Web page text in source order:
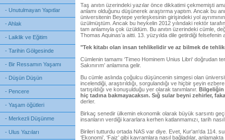
- Unutulmayan Yapıtlar
- Ahlak
- Laiklik ve Eğitim
- Tarihin Gölgesinde
- Bir Ressamın Yaşamı
- Düşün Düşün
- Pencere
- Yaşam öğütleri
- Merkezli Düşünme
- Ulus Yazıları
Taş anıtın üzerindeki yazılar önce dikkatimi çekmemişti
anlamı olduğunu düşünerek araştırma yaptım. Ancak bu
üniversitenin Beytepe yerleşkesinin girişindeki yol
üzülmüştüm. Ancak bu heykelin 2012 yılındaki rektör
tam anlamıyla çok üzüldüm. Bu anıtın üzerindeki cümle,
Thomas Aquinas’a aitti. 13. yüzyılda dile getirdiği felsefenin
"Tek kitabı olan insan tehlikelidir ve az bilmek de
Cümlenin tamamı ‘Timeo Hominem Unius Libri‘ doğrudan
Sakınırım’ anlamına gelir.
Bu cümle aslında çoğulcu düşüncenin simgesi olan
incelendiği, araştırıldığı, sorgulandığı ve hiçbir şeyin
tartışıldığı ve konuşulduğu yer olarak tanımlanır. Bilgeliğin
hiç tadına bakmayacaksın. Sığ sular beyni zehirler,
derler.
Birkaç senedir ülkemin ekonomik olarak büyük sarsıntı
insanların verdiği kararlara kerhen katlanmamızı, tarih
Birileri tutturdu ortada NAS var diye. Evet, Kur'an'da 114.
‘Ekonomi’, ‘Faiz’ gibi kavramlara nasıl bağladılar,